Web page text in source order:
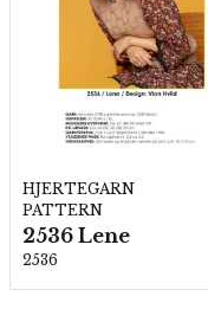
HJERTEGARN
PATTERN
2536 Lene
2536